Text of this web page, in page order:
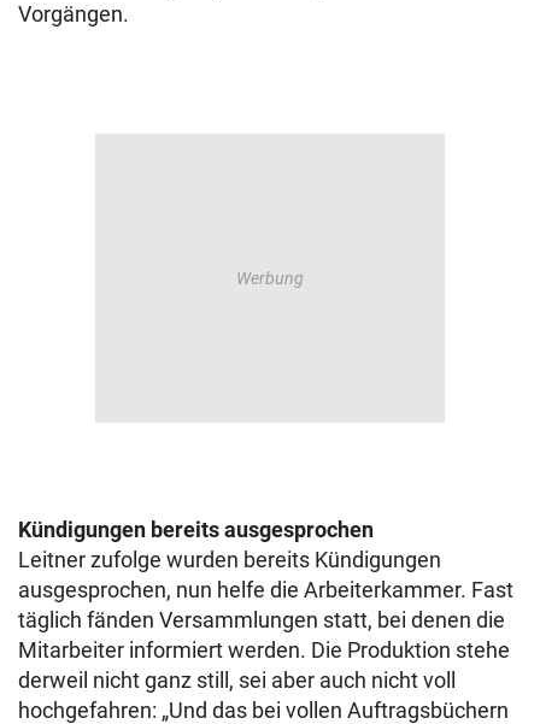
Vorgängen.
Kündigungen bereits ausgesprochen
Leitner zufolge wurden bereits Kündigungen
ausgesprochen, nun helfe die Arbeiterkammer. Fast
täglich fänden Versammlungen statt, bei denen die
Mitarbeiter informiert werden. Die Produktion stehe
derweil nicht ganz still, sei aber auch nicht voll
hochgefahren: „Und das bei vollen Auftragsbüchern